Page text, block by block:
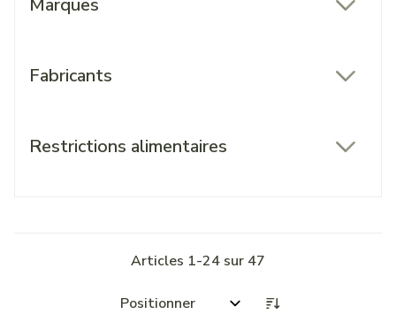
Marques
Fabricants
Restrictions alimentaires
Articles 1-24 sur 47
Trier par: